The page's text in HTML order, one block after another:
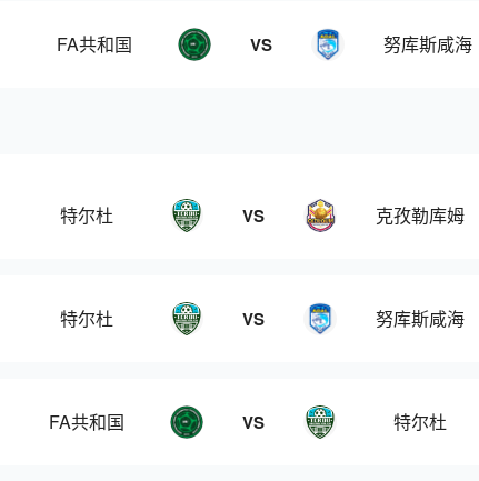
FA共和国 VS 努库斯咸海
特尔杜 VS 克孜勒库姆
特尔杜 VS 努库斯咸海
FA共和国 VS 特尔杜